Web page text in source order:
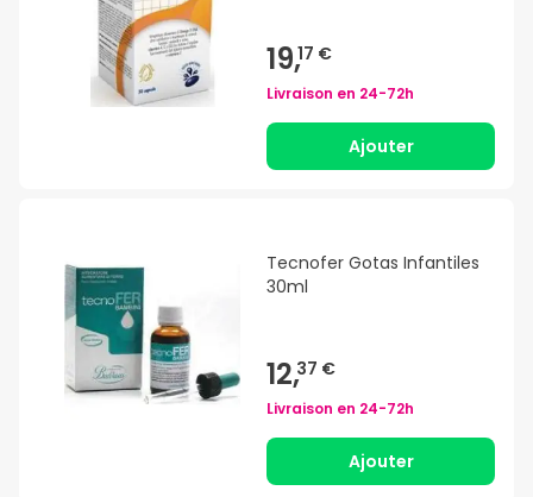
19,17 €
Livraison en 24-72h
Ajouter
Tecnofer Gotas Infantiles
30ml
12,37 €
Livraison en 24-72h
Ajouter